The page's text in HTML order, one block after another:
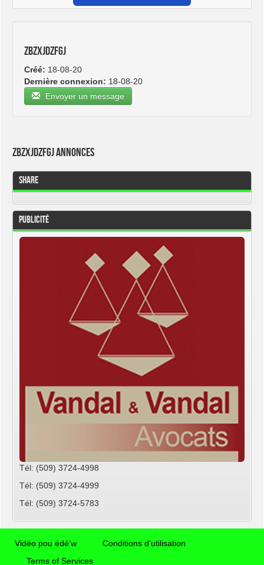
zbzxjdzfgj
Créé: 18-08-20
Dernière connexion: 18-08-20
Envoyer un message
zbzxjdzfgj Annonces
Share
Publicité
Tél: (509) 3724-4998
Tél: (509) 3724-4999
Tél: (509) 3724-5783
Vidéo pou édé'w
Conditions d'utilisation
Terms of Services